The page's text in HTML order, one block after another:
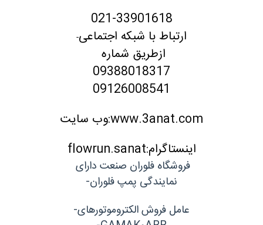
021-33901618
ارتباط با شبکه اجتماعی-
ازطریق شماره
09388018317
09126008541
www.3anat.com:وب سایت
اینستاگرام:flowrun.sanat
فروشگاه فلوران صنعت دارای
نمایندگی پمپ فلوران-
عامل فروش الکتروموتورهای-